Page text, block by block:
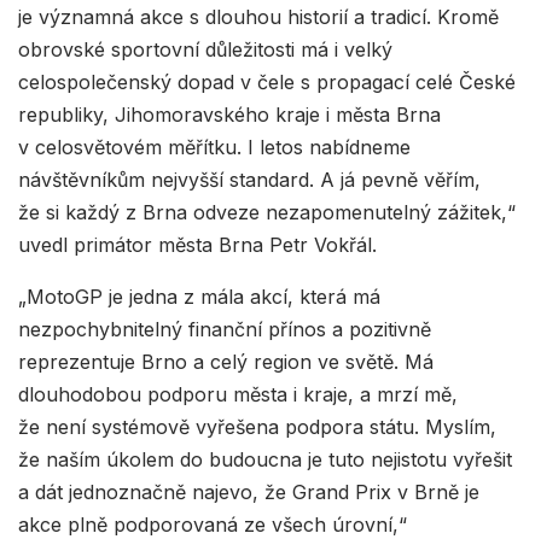
je významná akce s dlouhou historií a tradicí. Kromě
obrovské sportovní důležitosti má i velký
celospolečenský dopad v čele s propagací celé České
republiky, Jihomoravského kraje i města Brna
v celosvětovém měřítku. I letos nabídneme
návštěvníkům nejvyšší standard. A já pevně věřím,
že si každý z Brna odveze nezapomenutelný zážitek,“
uvedl primátor města Brna Petr Vokřál.
„MotoGP je jedna z mála akcí, která má
nezpochybnitelný finanční přínos a pozitivně
reprezentuje Brno a celý region ve světě. Má
dlouhodobou podporu města i kraje, a mrzí mě,
že není systémově vyřešena podpora státu. Myslím,
že naším úkolem do budoucna je tuto nejistotu vyřešit
a dát jednoznačně najevo, že Grand Prix v Brně je
akce plně podporovaná ze všech úrovní,“